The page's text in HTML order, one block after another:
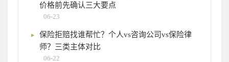
价格前先确认三大要点
06-23
保险拒赔找谁帮忙？个人vs咨询公司vs保险律
师？三类主体对比
06-22